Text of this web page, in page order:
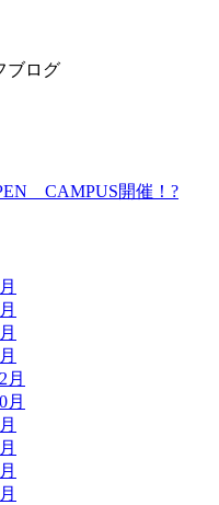
ブログ
CAMPUS開催！?
月
月